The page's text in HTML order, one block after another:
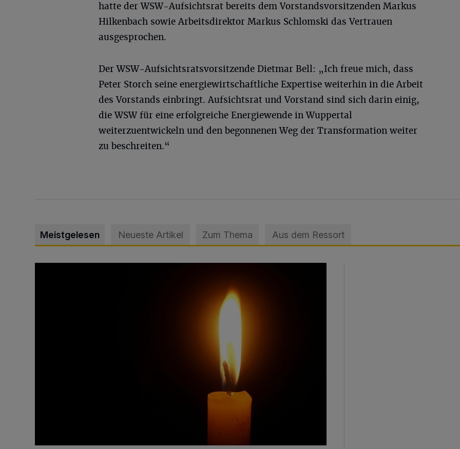
hatte der WSW-Aufsichtsrat bereits dem Vorstandsvorsitzenden Markus
Hilkenbach sowie Arbeitsdirektor Markus Schlomski das Vertrauen
ausgesprochen.
Der WSW-Aufsichtsratsvorsitzende Dietmar Bell: „Ich freue mich, dass
Peter Storch seine energiewirtschaftliche Expertise weiterhin in die Arbeit
des Vorstands einbringt. Aufsichtsrat und Vorstand sind sich darin einig,
die WSW für eine erfolgreiche Energiewende in Wuppertal
weiterzuentwickeln und den begonnenen Weg der Transformation weiter
zu beschreiten.“
Meistgelesen Neueste Artikel Zum Thema Aus dem Ressort